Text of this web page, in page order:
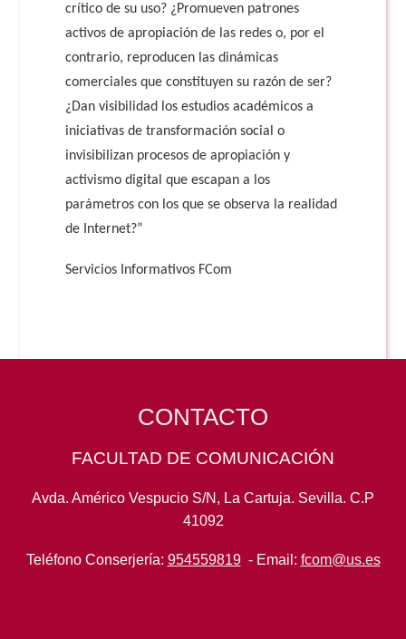
crítico de su uso? ¿Promueven patrones
activos de apropiación de las redes o, por el
contrario, reproducen las dinámicas
comerciales que constituyen su razón de ser?
¿Dan visibilidad los estudios académicos a
iniciativas de transformación social o
invisibilizan procesos de apropiación y
activismo digital que escapan a los
parámetros con los que se observa la realidad
de Internet?”
Servicios Informativos FCom
CONTACTO
FACULTAD DE COMUNICACIÓN
Avda. Américo Vespucio S/N, La Cartuja. Sevilla. C.P
41092
Teléfono Conserjería: 954559819- Email: fcom@us.es